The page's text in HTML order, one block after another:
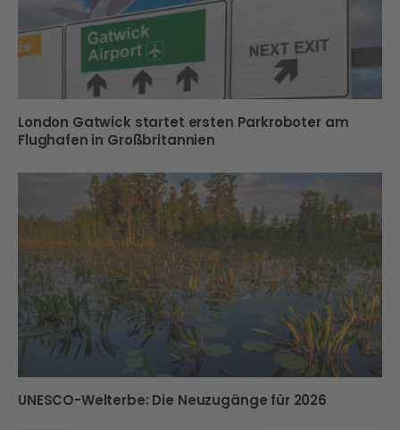
London Gatwick startet ersten Parkroboter am
Flughafen in Großbritannien
UNESCO-Welterbe: Die Neuzugänge für 2026